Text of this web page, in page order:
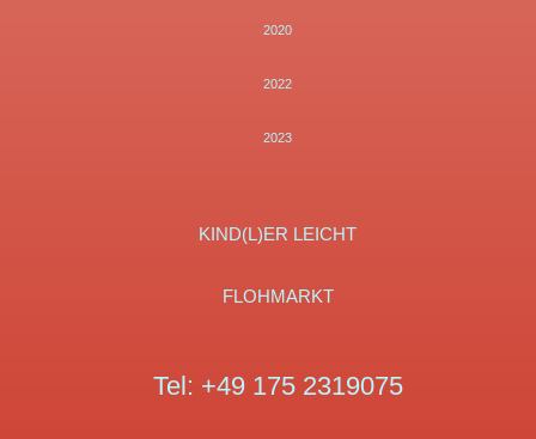
2020
2022
2023
KIND(L)ER LEICHT
FLOHMARKT
Tel: +49 175 2319075